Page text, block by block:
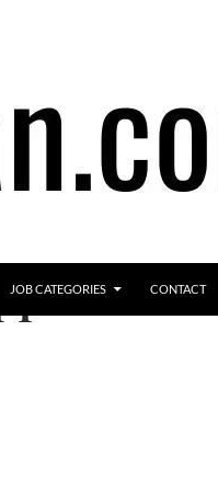
JOB CATEGORIES CONTACT